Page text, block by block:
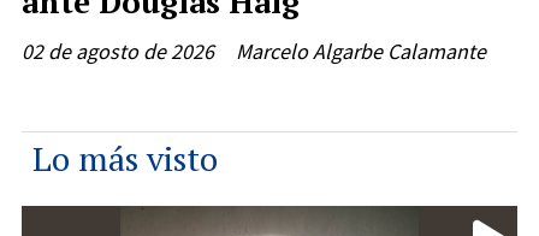
Marcelo Algarbe Calamante
02 de agosto de 2026
Lo más visto